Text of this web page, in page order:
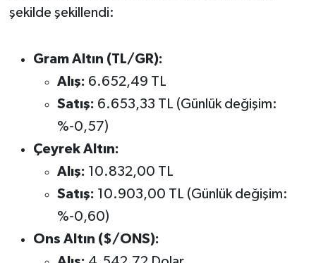
şekilde şekillendi:
Gram Altın (TL/GR):
Alış: 6.652,49 TL
Satış: 6.653,33 TL (Günlük değişim:
%-0,57)
Çeyrek Altın:
Alış: 10.832,00 TL
Satış: 10.903,00 TL (Günlük değişim:
%-0,60)
Ons Altın ($/ONS):
VİZYONDAKİLER
YAŞAM